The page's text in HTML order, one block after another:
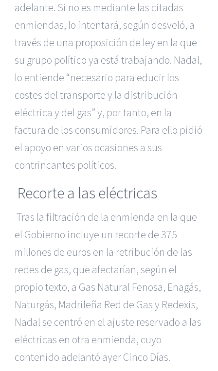
adelante. Si no es mediante las citadas
enmiendas, lo intentará, según desveló, a
través de una proposición de ley en la que
su grupo político ya está trabajando. Nadal,
lo entiende “necesario para educir los
costes del transporte y la distribución
eléctrica y del gas” y, por tanto, en la
factura de los consumidores. Para ello pidió
el apoyo en varios ocasiones a sus
contrincantes políticos.
Recorte a las eléctricas
Tras la filtración de la enmienda en la que
el Gobierno incluye un recorte de 375
millones de euros en la retribución de las
redes de gas, que afectarían, según el
propio texto, a Gas Natural Fenosa, Enagás,
Naturgás, Madrileña Red de Gas y Redexis,
Nadal se centró en el ajuste reservado a las
eléctricas en otra enmienda, cuyo
contenido adelantó ayer Cinco Días.